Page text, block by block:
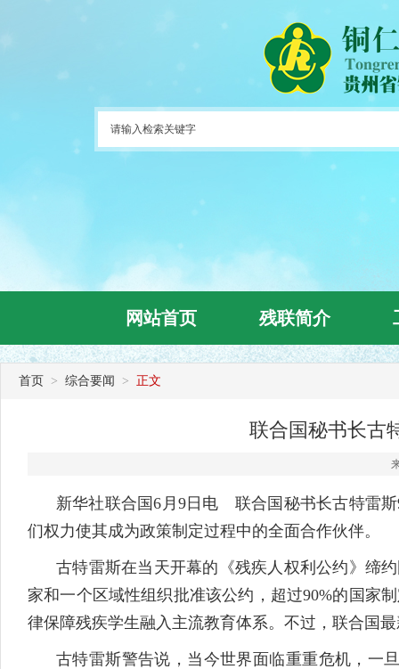
网站首页 残联简介
首页 > 综合要闻 > 正文
联合国秘书长古
新华社联合国6月9日电 联合国秘书长古特雷
们权力使其成为政策制定过程中的全面合作伙伴。
古特雷斯在当天开幕的《残疾人权利公约》缔
家和一个区域性组织批准该公约，超过90%的国家
律保障残疾学生融入主流教育体系。不过，联合国
古特雷斯警告说，当今世界面临重重危机，一